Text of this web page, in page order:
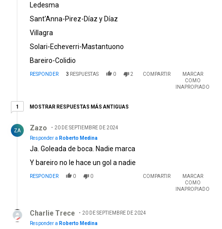
Ledesma
Sant'Anna-Pirez-Díaz y Díaz
Villagra
Solari-Echeverri-Mastantuono
Bareiro-Colidio
RESPONDER 3 RESPUESTAS 0 2 COMPARTIR
MARCAR
COMO
INAPROPIADO
11 respuesta más antiguas
MOSTRAR RESPUESTAS MÁS ANTIGUAS
ZA Zazo
20 DE SEPTIEMBRE DE 2024
Responder a Roberto Medina
Ja. Goleada de boca. Nadie marca
Y bareiro no le hace un gol a nadie
RESPONDER 0 0 COMPARTIR
MARCAR
COMO
INAPROPIADO
Charlie Trece
20 DE SEPTIEMBRE DE 2024
Responder a Roberto Medina